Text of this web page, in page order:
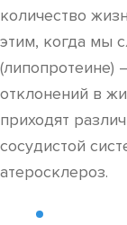
количество
этим, когда мы
(липопротеине)
отклонений в
приходят
сосудистой
атеросклероз.